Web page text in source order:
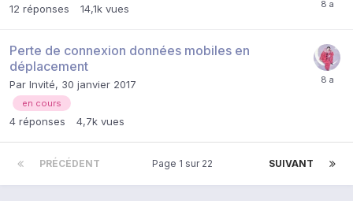
12 réponses 14,1k vues
Perte de connexion données mobiles en
déplacement
Par Invité, 30 janvier 2017
en cours
4 réponses 4,7k vues
PRÉCÉDENT SUIVANT
Page 1 sur 22